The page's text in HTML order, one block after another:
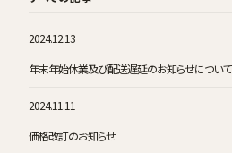
2024.12.13
年末年始休業及び配送遅延のお知らせについて
2024.11.11
価格改訂のお知らせ